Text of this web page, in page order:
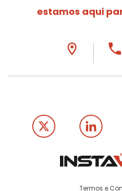
estamos aqui
Termos e